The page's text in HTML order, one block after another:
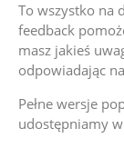
To wszystko na
feedback
masz jakieś
odpowiadając
Pełne wersje
udostępniamy w